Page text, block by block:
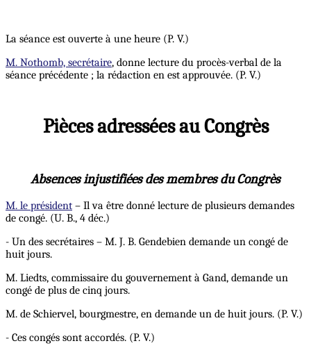
La séance est ouverte à une heure (P. V.)
M. Nothomb, secrétaire, donne lecture du procès-verbal de la
séance précédente ; la rédaction en est approuvée. (P. V.)
Pièces adressées au Congrès
Absences injustifiées des membres du Congrès
M. le président – Il va être donné lecture de plusieurs demandes
de congé. (U. B., 4 déc.)
- Un des secrétaires – M. J. B. Gendebien demande un congé de
huit jours.
M. Liedts, commissaire du gouvernement à Gand, demande un
congé de plus de cinq jours.
M. de Schiervel, bourgmestre, en demande un de huit jours. (P. V.)
- Ces congés sont accordés. (P. V.)